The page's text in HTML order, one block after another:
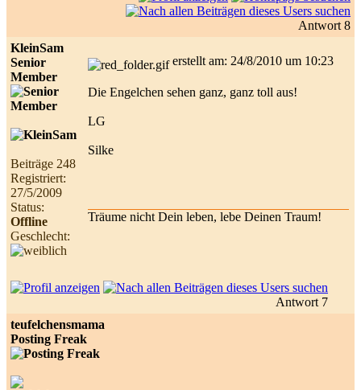
Antwort 8
KleinSam
Senior
Member
Beiträge 248
Registriert:
27/5/2009
Status:
Offline
Geschlecht:
erstellt am: 24/8/2010 um 10:23
Die Engelchen sehen ganz, ganz toll aus!
LG
Silke
Träume nicht Dein leben, lebe Deinen Traum!
Antwort 7
teufelchensmama
Posting Freak